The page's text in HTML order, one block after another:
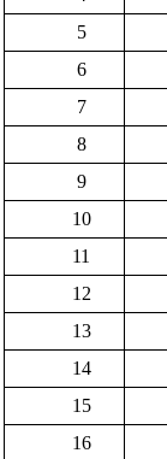
5
6
7
8
9
10
11
12
13
14
15
16